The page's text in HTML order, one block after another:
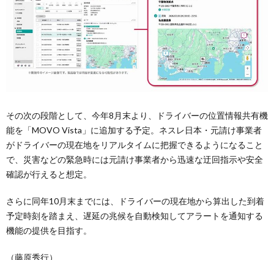
その次の段階として、今年8月末より、ドライバーの位置情報共有機
能を「MOVO Vista」に追加する予定。ネスレ日本・元請け事業者
がドライバーの現在地をリアルタイムに把握できるようになること
で、災害などの緊急時には元請け事業者から迅速な迂回指示や安全
確認が行えると想定。
さらに同年10月末までには、ドライバーの現在地から算出した到着
予定時刻を踏まえ、遅延の兆候を自動検知してアラートを通知する
機能の提供を目指す。
（藤原秀行）